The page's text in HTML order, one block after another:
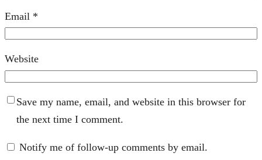
Email *
Website
Save my name, email, and website in this browser for
the next time I comment.
Notify me of follow-up comments by email.